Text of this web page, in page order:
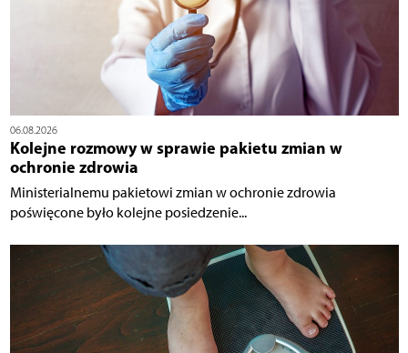
06.08.2026
Kolejne rozmowy w sprawie pakietu zmian w
ochronie zdrowia
Ministerialnemu pakietowi zmian w ochronie zdrowia
poświęcone było kolejne posiedzenie...